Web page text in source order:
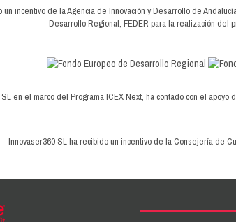
un incentivo de la Agencia de Innovación y Desarrollo de
Desarrollo Regional, FEDER para la realización del
SL en el marco del Programa ICEX Next, ha contado con el
Innovaser360 SL ha recibido un incentivo de la Consejería de